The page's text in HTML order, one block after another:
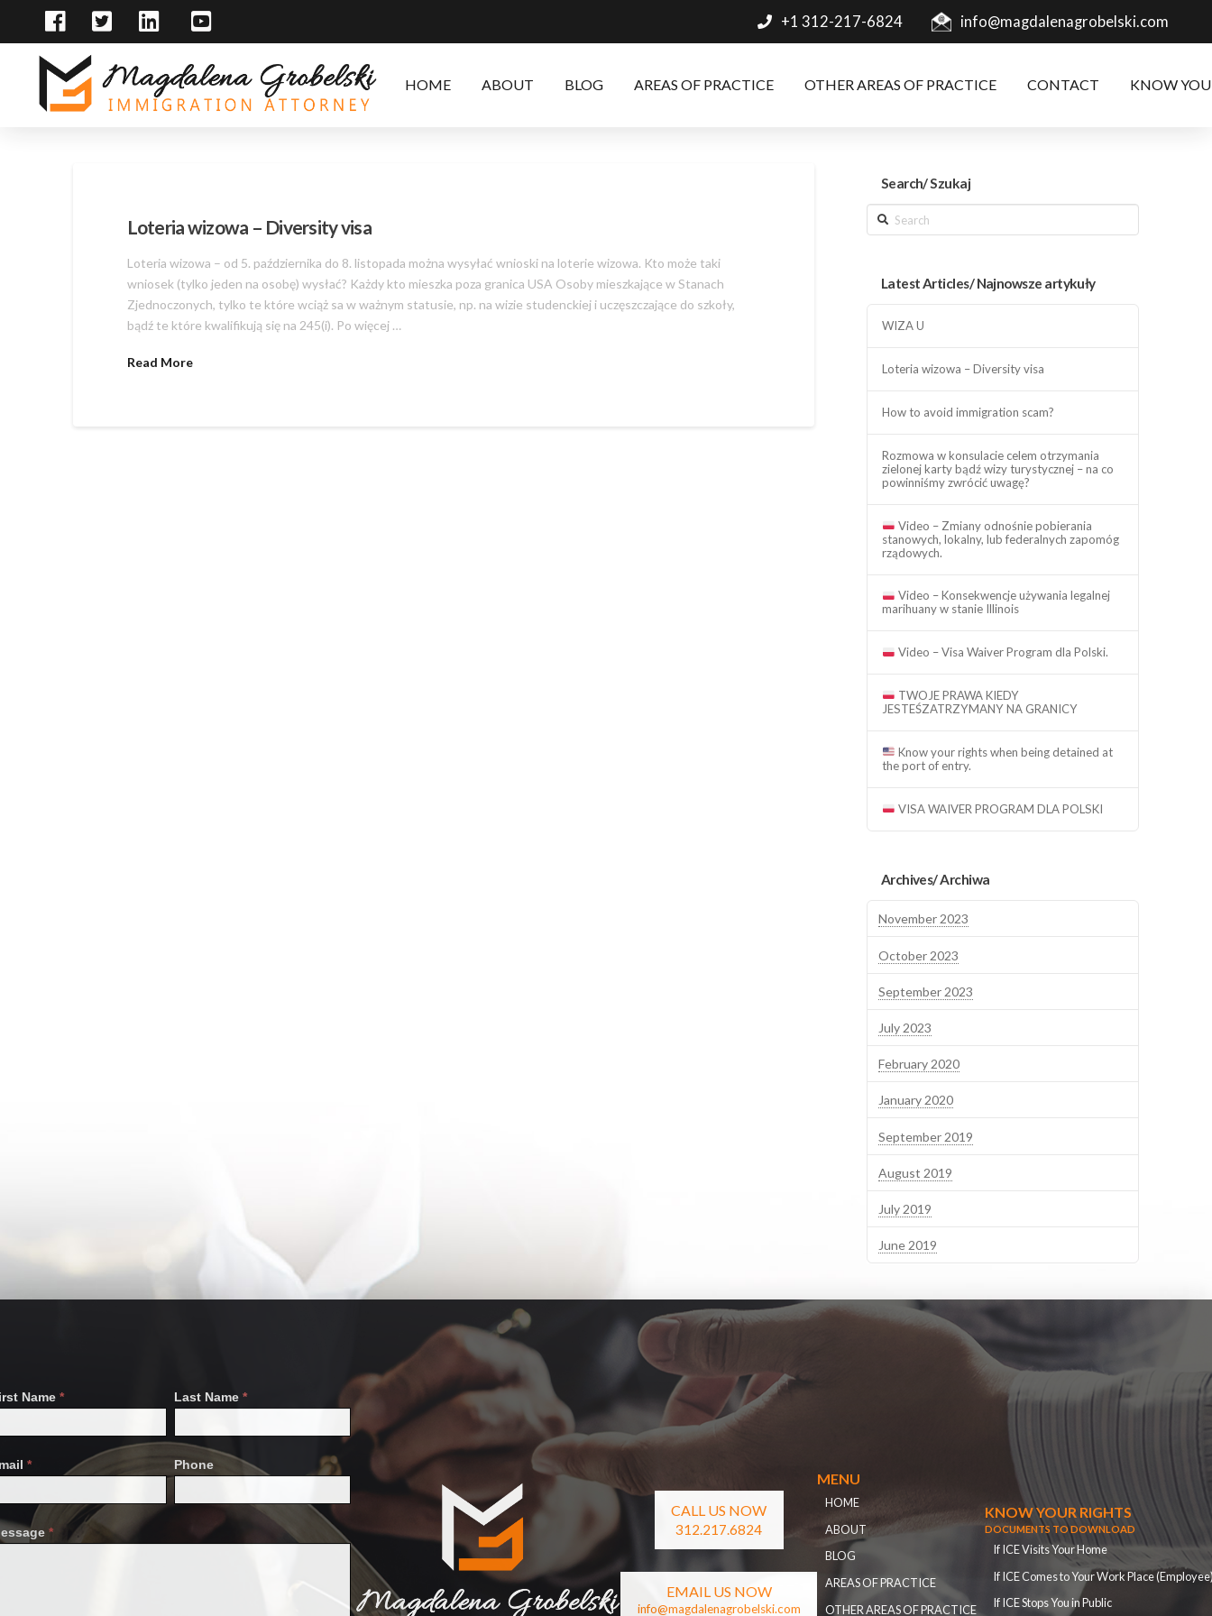
+1 312-217-6824 info@magdalenagrobelski.com
HOME ABOUT BLOG AREAS OF PRACTICE OTHER AREAS OF PRACTICE CONTACT KNOW
Loteria wizowa – Diversity visa
Loteria wizowa – od 5. października do 8. listopada można wysyłać wnioski na loterie wizowa. Kto może taki
wniosek (tylko jeden na osobę) wysłać? Każdy kto mieszka poza granica USA Osoby mieszkające w Stanach
Zjednoczonych, tylko te które wciąż sa w ważnym statusie, np. na wizie studenckiej i uczęszczające do szkoły,
bądź te które kwalifikują się na 245(i). Po więcej …
Read More
Search/ Szukaj
Search
Latest Articles/ Najnowsze artykuły
WIZA U
Loteria wizowa – Diversity visa
How to avoid immigration scam?
Rozmowa w konsulacie celem otrzymania
zielonej karty bądź wizy turystycznej – na co
powinniśmy zwrócić uwagę?
Video – Zmiany odnośnie pobierania
stanowych, lokalny, lub federalnych zapomóg
rządowych.
Video – Konsekwencje używania legalnej
marihuany w stanie Illinois
Video – Visa Waiver Program dla Polski.
TWOJE PRAWA KIEDY
JESTEŚZATRZYMANY NA GRANICY
Know your rights when being detained at
the port of entry.
VISA WAIVER PROGRAM DLA POLSKI
Archives/ Archiwa
November 2023
October 2023
September 2023
July 2023
February 2020
January 2020
September 2019
August 2019
July 2019
June 2019
Name* Last Name*
* Phone
*
CALL US NOW
312.217.6824
EMAIL US NOW
info@magdalenagrobelski.com
MENU
HOME
ABOUT
BLOG
AREAS OF PRACTICE
OTHER AREAS OF PRACTICE
KNOW YOUR RIGHTS
DOCUMENTS TO DOWNLOAD
If ICE Visits Your Home
If ICE Comes to Your Work Place
If ICE Stops You in Public